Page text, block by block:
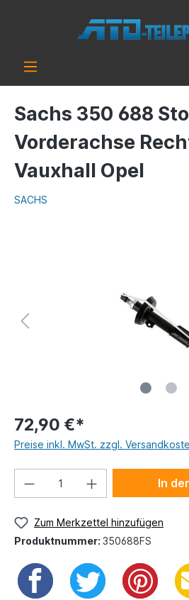
Sachs 350 688
Vorderachse
Vauxhall Opel
SACHS
72,90 €*
Preise inkl. MwSt. zzgl.
In
Zum Merkzettel hinzufügen
Produktnummer: 350688FS